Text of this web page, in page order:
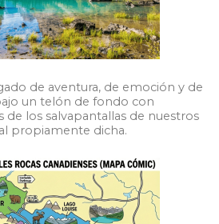
de aventura, de emoción y de
un telón de fondo con
de los salvapantallas de nuestros
propiamente dicha.